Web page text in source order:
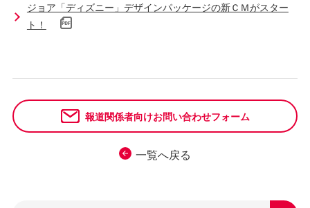
ジョア「ディズニー」デザインパッケージの新ＣＭがスター
ト！
一覧へ戻る
報道関係者向けお問い合わせフォーム